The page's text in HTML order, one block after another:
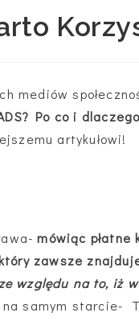
mediów
Po co i
artykułowi!
mówiąc płatne
zawsze
względu na to, iż
samym starcie-